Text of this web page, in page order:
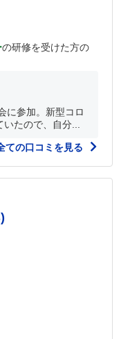
の研修を受けた方の
に参加。新型コロ
たので、自分...
ての口コミを見る